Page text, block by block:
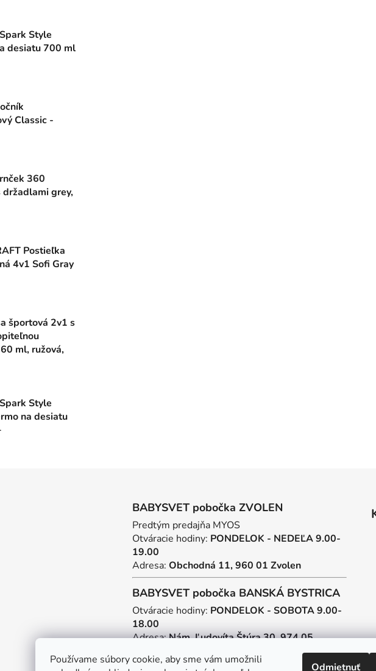
Používame súbory cookie, aby sme vám umožnili
Odmietnuť
Style
desiatu 700 ml
Classic -
360
držadlami grey,
Postieľka
4v1 Sofi Gray
športová 2v1 s
ml, ružová,
Style
na desiatu
BABYSVET pobočka ZVOLEN
Predtým predajňa MYOS
Otváracie hodiny: PONDELOK - NEDEĽA 9.00-
19.00
Adresa: Obchodná 11, 960 01 Zvolen
BABYSVET pobočka BANSKÁ BYSTRICA
Otváracie hodiny: PONDELOK - SOBOTA 9.00-
18.00
Adresa:Nám. Ľudovíta Štúra 30, 974 05